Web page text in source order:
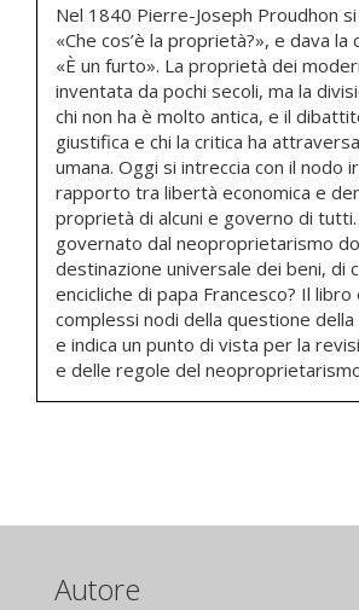
Nel 1840 Pierre-Joseph Proudhon
«Che cos’è la proprietà?», e dava
«È un furto». La proprietà dei
inventata da pochi secoli, ma la
chi non ha è molto antica, e il
giustifica e chi la critica ha
umana. Oggi si intreccia con il nodo
rapporto tra libertà economica e
proprietà di alcuni e governo di
governato dal neoproprietarismo
destinazione universale dei beni, di
encicliche di papa Francesco? Il libro
complessi nodi della questione
e indica un punto di vista per la
e delle regole del
Autore